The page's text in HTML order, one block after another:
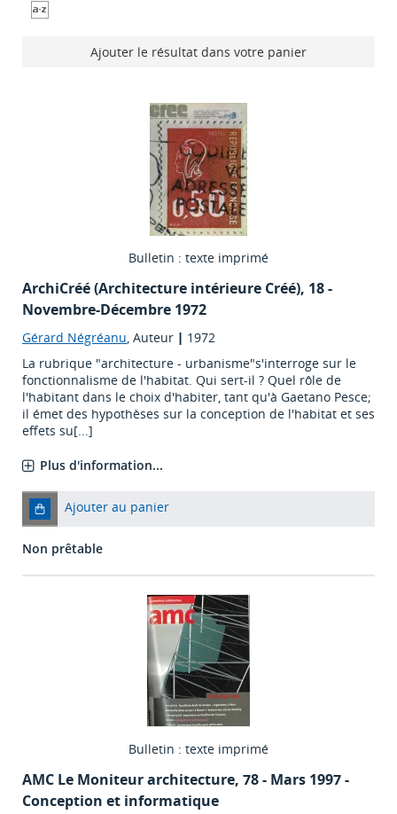
Ajouter le résultat dans votre panier
Bulletin : texte imprimé
ArchiCréé (Architecture intérieure Créé), 18 -
Novembre-Décembre 1972
Gérard Négréanu, Auteur | 1972
La rubrique "architecture - urbanisme"s'interroge sur le
fonctionnalisme de l'habitat. Qui sert-il ? Quel rôle de
l'habitant dans le choix d'habiter, tant qu'à Gaetano Pesce;
il émet des hypothèses sur la conception de l'habitat et ses
effets su[...]
Plus d'information...
Ajouter au panier
Non prêtable
Bulletin : texte imprimé
AMC Le Moniteur architecture, 78 - Mars 1997 -
Conception et informatique